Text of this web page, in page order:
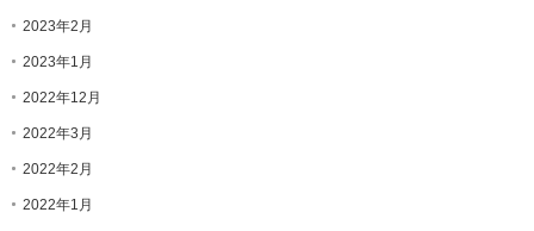
2023年2月
2023年1月
2022年12月
2022年3月
2022年2月
2022年1月